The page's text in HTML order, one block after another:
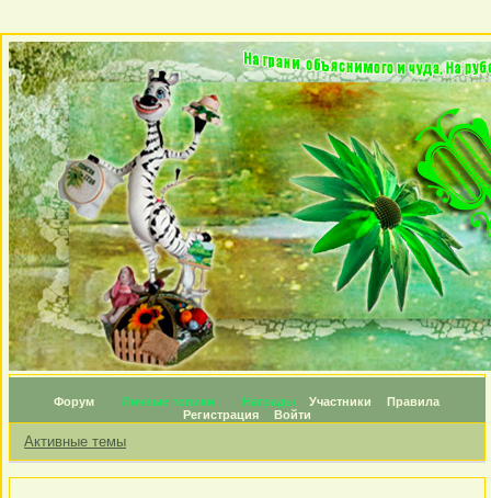
Форум Личные топики Награды Участники
Правила
Регистрация
Войти
Активные темы